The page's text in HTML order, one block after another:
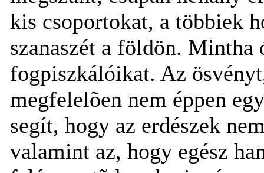
kis csoportokat, a többiek
szanaszét a földön.
fogpiszkálóikat. Az
megfelelõen nem éppen
segít, hogy az erdészek
valamint az, hogy egész